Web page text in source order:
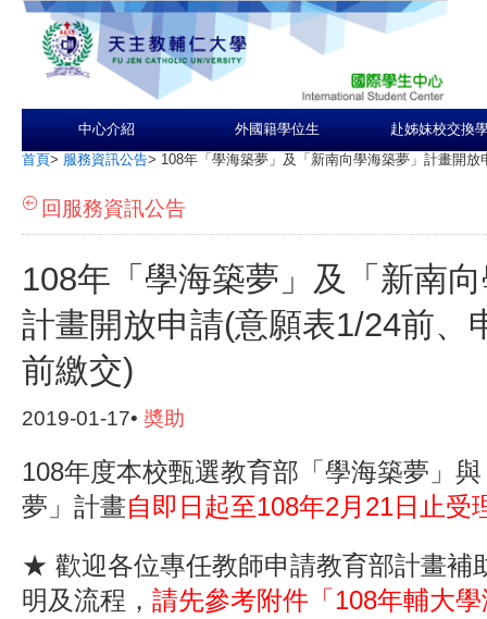
中心介紹 外國籍學位生 赴姊妹校交換
首頁> 服務資訊公告> 108年「學海築夢」及「新南向學海築夢」計畫開
回服務資訊公告
108年「學海築夢」及「新南
計畫開放申請(意願表1/24前、
前繳交)
2019-01-17• 奬助
108年度本校甄選教育部「學海築夢」
夢」計畫自即日起至108年2月21日止受
★ 歡迎各位專任教師申請教育部計畫補
明及流程， 請先參考附件「108年輔大